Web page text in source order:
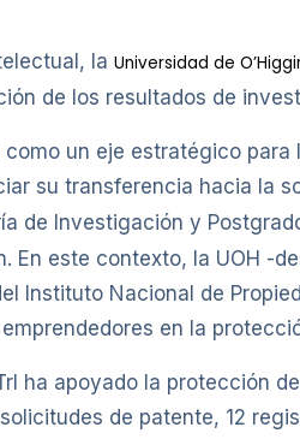
la Universidad de
de los resultados de
un eje estratégico
su transferencia hacia la
de Investigación y
En este contexto, la UOH -
Instituto Nacional de
en la
ha apoyado la protección
de patente, 12